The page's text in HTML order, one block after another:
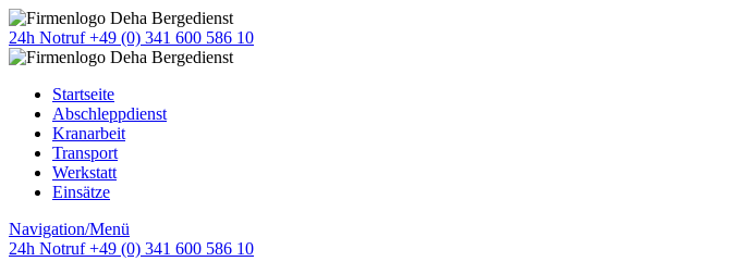
24h Notruf +49 (0) 341 600 586 10
Startseite
Abschleppdienst
Kranarbeit
Transport
Werkstatt
Einsätze
Navigation/Menü
24h Notruf +49 (0) 341 600 586 10